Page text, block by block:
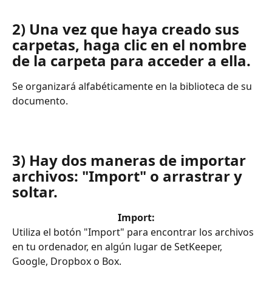
2) Una vez que haya creado sus
carpetas, haga clic en el nombre
de la carpeta para acceder a ella.
Se organizará alfabéticamente en la biblioteca de su
documento.
3) Hay dos maneras de importar
archivos: "Import" o arrastrar y
soltar.
Import:
Utiliza el botón "Import" para encontrar los archivos
en tu ordenador, en algún lugar de SetKeeper,
Google, Dropbox o Box.